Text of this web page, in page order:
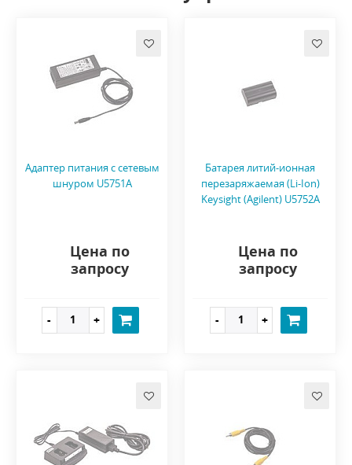
Адаптер питания с сетевым
шнуром U5751A
Цена по
запросу
Батарея литий-ионная
перезаряжаемая (Li-Ion)
Keysight (Agilent) U5752A
Цена по
запросу